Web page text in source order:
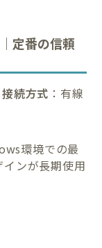
定番の信頼
接続方式 ：有線
環境での最
ンが長期使用